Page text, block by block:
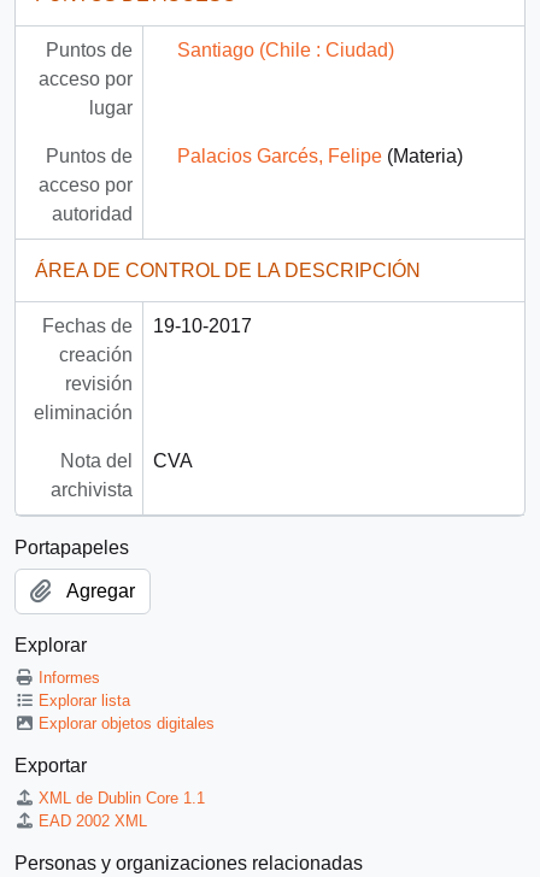
Puntos de
acceso por
lugar
Santiago (Chile : Ciudad)
Puntos de
acceso por
autoridad
Palacios Garcés, Felipe(Materia)
ÁREA DE CONTROL DE LA DESCRIPCIÓN
Fechas de
creación
revisión
eliminación
19-10-2017
Nota del
archivista
CVA
Portapapeles
Agregar
Explorar
Informes
Explorar lista
Explorar objetos digitales
Exportar
XML de Dublin Core 1.1
EAD 2002 XML
Personas y organizaciones relacionadas